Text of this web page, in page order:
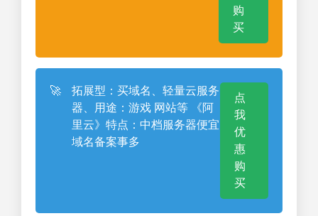
购
买
🚀
拓展型：买域名、轻量云服务
器、用途：游戏 网站等 《阿
里云》特点：中档服务器便宜
域名备案事多
点
我
优
惠
购
买